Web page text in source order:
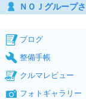
ＮＯＪグループ
ブログ
整備手帳
クルマレビュー
フォトギャラリー